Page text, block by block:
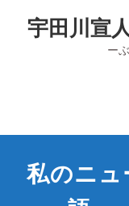
宇田川宣
ー
私のニュ